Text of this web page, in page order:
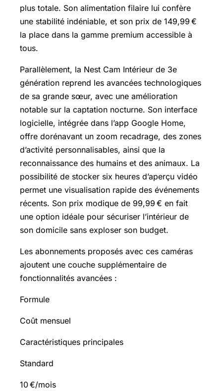
plus totale. Son alimentation filaire lui confère
une stabilité indéniable, et son prix de 149,99 €
la place dans la gamme premium accessible à
tous.
Parallèlement, la Nest Cam Intérieur de 3e
génération reprend les avancées technologiques
de sa grande sœur, avec une amélioration
notable sur la captation nocturne. Son interface
logicielle, intégrée dans l’app Google Home,
offre dorénavant un zoom recadrage, des zones
d’activité personnalisables, ainsi que la
reconnaissance des humains et des animaux. La
possibilité de stocker six heures d’aperçu vidéo
permet une visualisation rapide des événements
récents. Son prix modique de 99,99 € en fait
une option idéale pour sécuriser l’intérieur de
son domicile sans exploser son budget.
Les abonnements proposés avec ces caméras
ajoutent une couche supplémentaire de
fonctionnalités avancées :
Formule
Coût mensuel
Caractéristiques principales
Standard
10 €/mois